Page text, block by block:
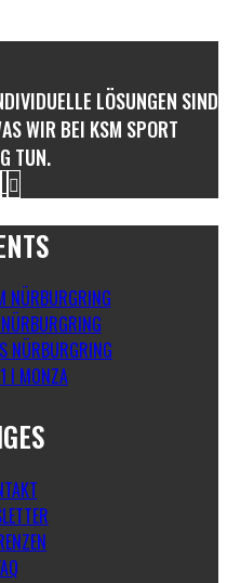
LÖSUNGEN SIND
WIR BEI KSM SPORT
TUN.
NÜRBURGRING
NÜRBURGRING
I MONZA